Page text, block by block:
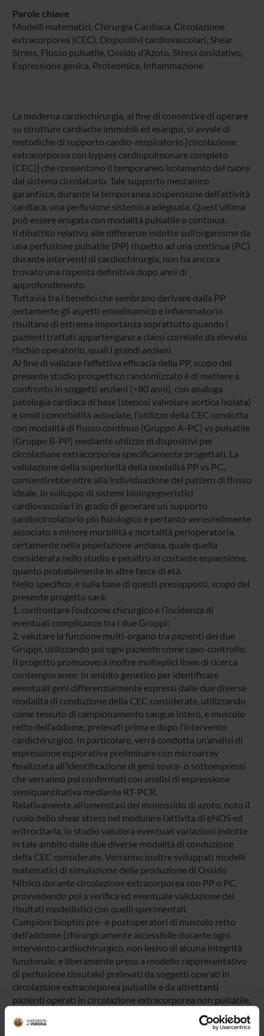
Parole chiave
Modelli matematici, Chirurgia Cardiaca, Circolazione
extracorporea (CEC), Dispositivi cardiovascolari, Shear
Stress, Flusso pulsatile, Ossido d’Azoto, Stress ossidativo,
Espressione genica, Proteomica, Infiammazione
La moderna cardiochirurgia, al fine di consentire di operare
su strutture cardiache immobili ed esangui, si avvale di
metodiche di supporto cardio-respiratorio [circolazione
extracorporea con bypass cardiopolmonare completo
(CEC)] che consentono il temporaneo isolamento del cuore
dal sistema circolatorio. Tale supporto meccanico
garantisce, durante la temporanea sospensione dell’attività
cardiaca, una perfusione sistemica adeguata. Quest’ultima
può essere erogata con modalità pulsatile o continua.
Il dibattito relativo alle differenze indotte sull’organismo da
una perfusione pulsatile (PP) rispetto ad una continua (PC)
durante interventi di cardiochirurgia, non ha ancora
trovato una risposta definitiva dopo anni di
approfondimento.
Tuttavia tra i benefici che sembrano derivare dalla PP
certamente gli aspetti emodinamico e infiammatorio
risultano di estrema importanza soprattutto quando i
pazienti trattati appartengano a classi correlate da elevato
rischio operatorio, quali i grandi anziani.
Al fine di validare l’effettiva efficacia della PP, scopo del
presente studio prospettico randomizzato è di mettere a
confronto in soggetti anziani (>80 anni), con analoga
patologia cardiaca di base (stenosi valvolare aortica isolata)
e simili comorbidità associate, l’utilizzo della CEC condotta
con modalità di flusso continuo (Gruppo A-PC) vs pulsatile
(Gruppo B-PP) mediante utilizzo di dispositivi per
circolazione extracorporea specificamente progettati. La
validazione della superiorità della modalità PP vs PC,
consentirebbe oltre alla individuazione del pattern di flusso
ideale, lo sviluppo di sistemi bioingegneristici
cardiovascolari in grado di generare un supporto
cardiocircolatorio più fisiologico e pertanto verosimilmente
associato a minore morbilità e mortalità perioperatoria,
certamente nella popolazione anziana, quale quella
considerata nello studio e peraltro in costante espansione,
quanto probabilmente in altre fasce di età.
Nello specifico, e sulla base di questi presupposti, scopo del
presente progetto sarà:
1. confrontare l’outcome chirurgico e l’incidenza di
eventuali complicanze tra i due Gruppi;
2. valutare la funzione multi-organo tra pazienti dei due
Gruppi, utilizzando poi ogni paziente come caso-controllo;
Il progetto promuoverà inoltre molteplici linee di ricerca
contemporanee: in ambito genetico per identificare
eventuali geni differenzialmente espressi dalle due diverse
modalità di conduzione della CEC considerate, utilizzando
come tessuto di campionamento sangue intero, e muscolo
retto dell’addome, prelevati prima e dopo l’intervento
cardichirurgico. In particolare, verrà condotta un’analisi di
espressione esplorativa preliminare con microarray
finalizzata all’identificazione di geni sovra- o sottoespressi
che verranno poi confermati con analisi di espressione
semiquantitativa mediante RT-PCR.
Relativamente all’omeostasi del monossido di azoto, noto il
ruolo dello shear stress nel modulare l’attivita di eNOS ed
eritrocitaria, lo studio valuterà eventuali variazioni indotte
in tale ambito dalle due diverse modalità di conduzione
della CEC considerate. Verranno inoltre sviluppati modelli
matematici di simulazione della produzione di Ossido
Nitrico durante circolazione extracorporea con PP o PC,
provvedendo poi a verifica ed eventuale validazione dei
risultati modellistici con quelli sperimentali.
Campioni bioptici pre- e postoperatori di muscolo retto
dell’addome (chirurgicamente accessibile durante ogni
intervento cardiochirurgico, non lesivo di alcuna integrità
funzionale, e liberamente preso a modello rappresentativo
di perfusione tissutale) prelevati da soggetti operati in
circolazione extracorporea pulsatile e da altrettanti
pazienti operati in circolazione extracorporea non pulsatile,
verranno sottoposti a valutazione comparativa delle
caratteristiche istologiche, morfometriche,